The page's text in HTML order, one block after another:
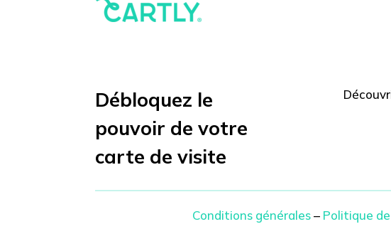
Débloquez le
pouvoir de votre
carte de visite
Conditions générales– Politique